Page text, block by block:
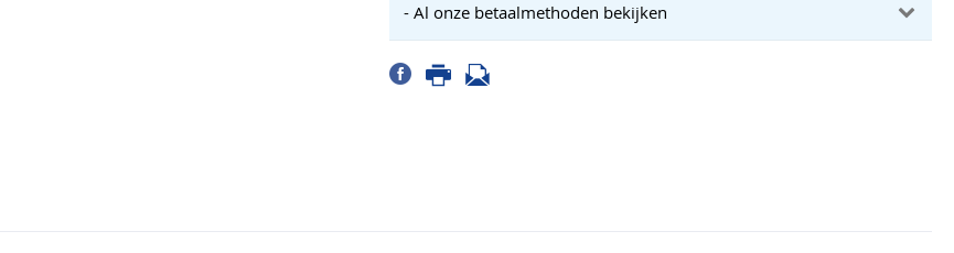
- Al onze betaalmethoden bekijken